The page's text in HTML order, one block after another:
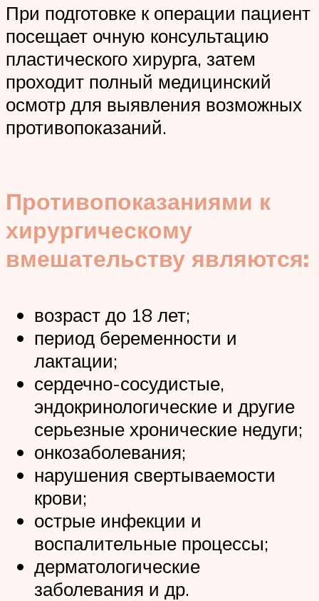
При подготовке к операции пациент
посещает очную консультацию
пластического хирурга, затем
проходит полный медицинский
осмотр для выявления возможных
противопоказаний.
Противопоказаниями к
хирургическому
вмешательству являются:
возраст до 18 лет;
период беременности и
лактации;
сердечно-сосудистые,
эндокринологические и другие
серьезные хронические недуги;
онкозаболевания;
нарушения свертываемости
крови;
острые инфекции и
воспалительные процессы;
дерматологические
заболевания и др.